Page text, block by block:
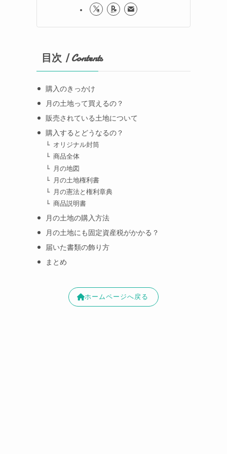
目次 | Contents
購入のきっかけ
月の土地って買えるの？
販売されている土地について
購入するとどうなるの？
オリジナル封筒
商品全体
月の地図
月の土地権利書
月の憲法と権利章典
商品説明書
月の土地の購入方法
月の土地にも固定資産税がかかる？
届いた書類の飾り方
まとめ
ホームページへ戻る